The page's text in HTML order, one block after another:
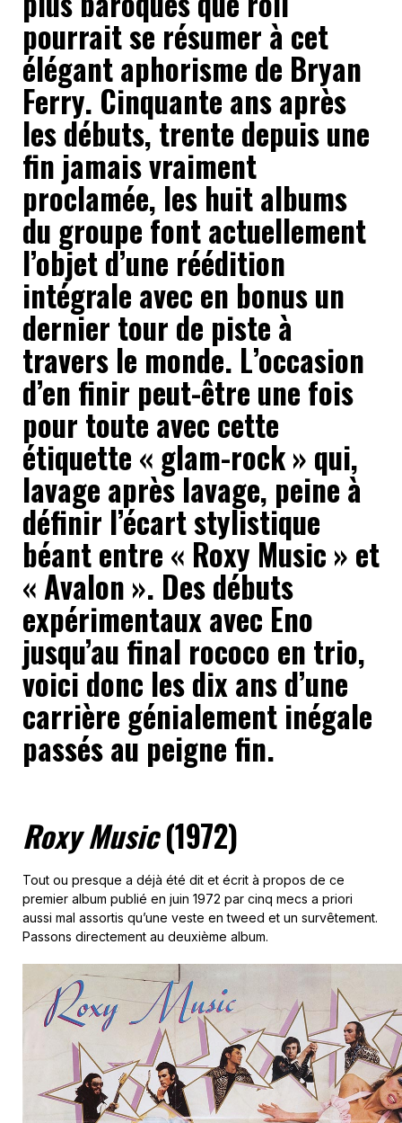
pourrait se résumer à cet
élégant aphorisme de Bryan
Ferry. Cinquante ans après
les débuts, trente depuis une
fin jamais vraiment
proclamée, les huit albums
du groupe font actuellement
l’objet d’une réédition
intégrale avec en bonus un
dernier tour de piste à
travers le monde. L’occasion
d’en finir peut-être une fois
pour toute avec cette
étiquette « glam-rock » qui,
lavage après lavage, peine à
définir l’écart stylistique
béant entre « Roxy Music » et
« Avalon ». Des débuts
expérimentaux avec Eno
jusqu’au final rococo en trio,
voici donc les dix ans d’une
carrière génialement inégale
passés au peigne fin.
Roxy Music(1972)
Tout ou presque a déjà été dit et écrit à propos de ce
premier album publié en juin 1972 par cinq mecs a priori
aussi mal assortis qu’une veste en tweed et un survêtement.
Passons directement au deuxième album.